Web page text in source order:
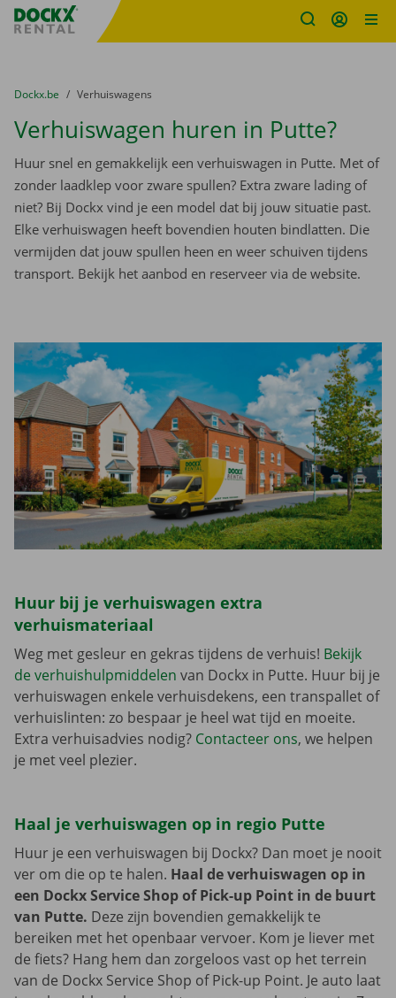
Fratello DEMO
U bevindt zich hier:
van
Dockx.be naar
Verhuiswagens
Verhuiswagen huren in Putte?
Huur snel en gemakkelijk een verhuiswagen in Putte. Met of
zonder laadklep voor zware spullen? Extra zware lading of
niet? Bij Dockx vind je een model dat bij jouw situatie past.
Elke verhuiswagen heeft bovendien houten bindlatten. Die
vermijden dat jouw spullen heen en weer schuiven tijdens
transport. Bekijk het aanbod en reserveer via de website.
Huur bij je verhuiswagen extra
verhuismateriaal
Weg met gesleur en gekras tijdens de verhuis! Bekijk
de verhuishulpmiddelen van Dockx in Putte. Huur bij je
verhuiswagen enkele verhuisdekens, een transpallet of
verhuislinten: zo bespaar je heel wat tijd en moeite.
Extra verhuisadvies nodig? Contacteer ons, we helpen
je met veel plezier.
Haal je verhuiswagen op in regio Putte
Huur je een verhuiswagen bij Dockx? Dan moet je nooit
ver om die op te halen. Haal de verhuiswagen op in
een Dockx Service Shop of Pick-up Point in de buurt
van Putte. Deze zijn bovendien gemakkelijk te
bereiken met het openbaar vervoer. Kom je liever met
de fiets? Hang hem dan zorgeloos vast op het terrein
van de Dockx Service Shop of Pick-up Point. Je auto laat